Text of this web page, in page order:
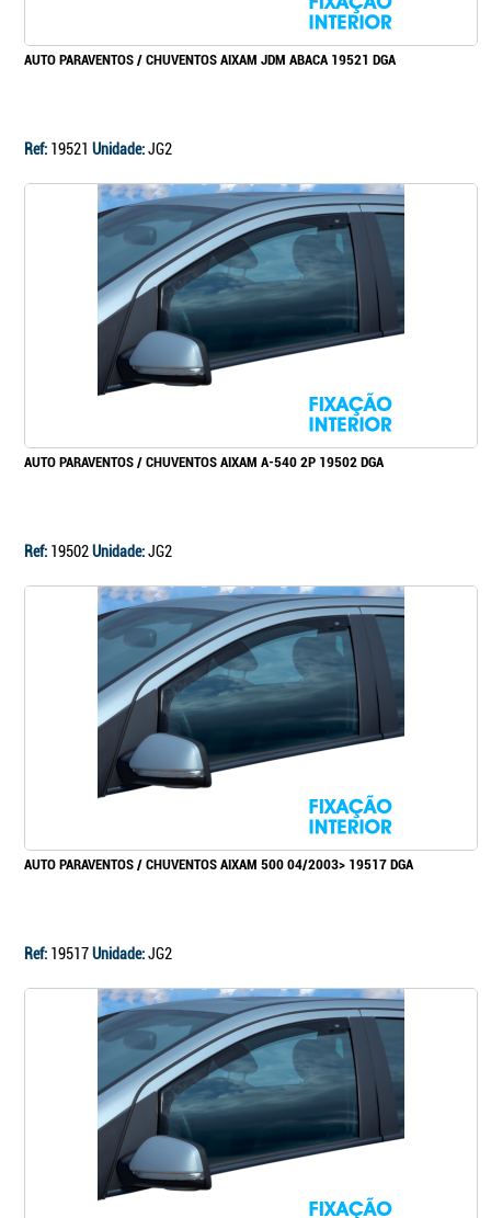
AUTO PARAVENTOS / CHUVENTOS AIXAM JDM ABACA 19521 DGA
Ref: 19521 Unidade:JG2
AUTO PARAVENTOS / CHUVENTOS AIXAM A-540 2P 19502 DGA
Ref: 19502Unidade:JG2
AUTO PARAVENTOS / CHUVENTOS AIXAM 500 04/2003> 19517 DGA
Ref: 19517Unidade:JG2
Continuar a comprar